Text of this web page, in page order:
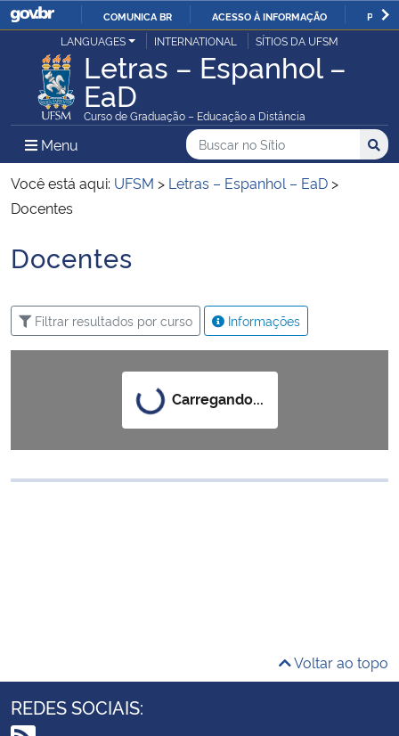
IR
PARA
CONTEÚDO
COMUNICA BR ACESSO À INFORMAÇÃO
Ministério da Justiça e Segurança Pública
Ministério da Defesa
Ministério das Relações Exteriores
Ministério da Infraestrutura
Ministério da Agricultura, Pecuária e Abastecimento
LANGUAGES INTERNATIONAL SÍTIOS DA UFSM
Letras – Espanhol –
EaD
Curso de Graduação – Educação a Distância
Menu Menu Principal do Sítio
Busca
Buscar no no Sítio
Busca:
Você está aqui: UFSM > Letras – Espanhol – EaD >
Docentes
Início do conteúdo
Docentes
Filtrar resultados por curso Informações
Carregando...
Voltar ao topo
REDES SOCIAIS: